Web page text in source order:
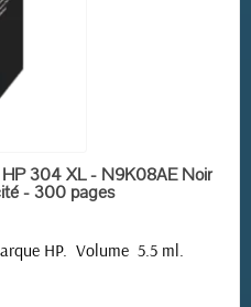
304 XL - N9K08AE Noir
- 300 pages
HP. Volume 5.5 ml.